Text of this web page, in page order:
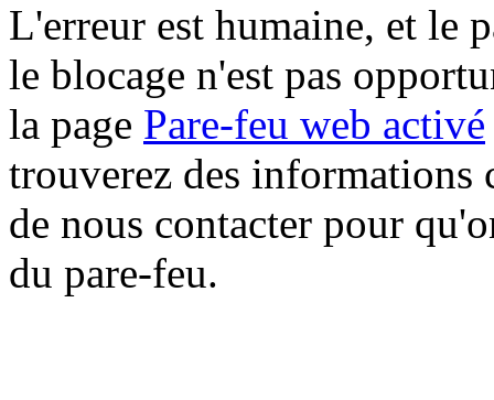
L'erreur est humaine, et le
le blocage n'est pas
la page Pare-feu web activé
trouverez des informations
de nous contacter pour
du pare-feu.